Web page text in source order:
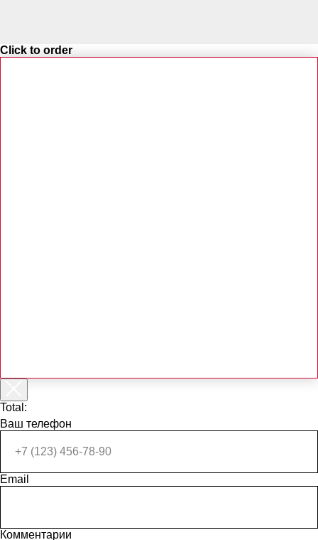
Click to order
Total:
Ваш телефон
Email
Комментарии